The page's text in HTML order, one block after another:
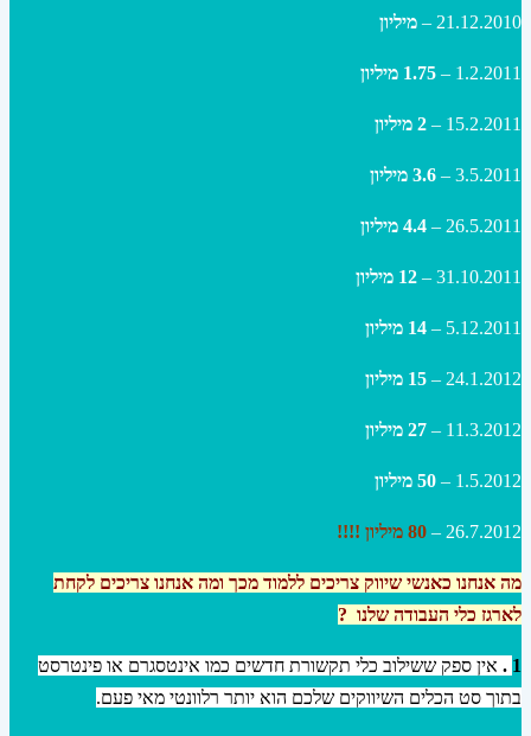
21.12.2010 – מיליון
1.2.2011 –
15.2.2011 –
3.5.2011 –
26.5.2011 –
31.10.2011 –
5.12.2011 –
24.1.2012 –
11.3.2012 –
1.5.2012 –
26.7.2012 –
מה אנחנו כאנשי שיווק צריכים ללמוד מכך ומה אנחנו צריכים לקחת
לארגז כלי העבודה שלנו ?
1
. אין ספק ששילוב כלי תקשורת חדשים כמו אינטסגרם או פינטרסט
בתוך סט הכלים השיווקים שלכם הוא יותר רלוונטי מאי פעם.